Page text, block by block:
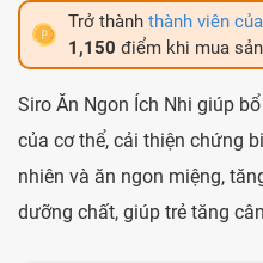
Trở thành thành viên
1,150 điểm khi mua
Siro Ăn Ngon Ích Nhi giúp
của cơ thể, cải thiện chứng
nhiên và ăn ngon miệng,
dưỡng chất, giúp trẻ tăng